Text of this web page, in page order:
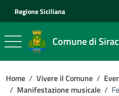
Regione Siciliana
Comune di
Home / Vivere il Comune /
/ Manifestazione musicale /